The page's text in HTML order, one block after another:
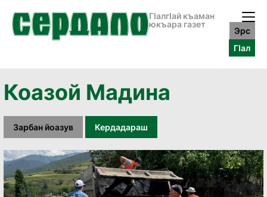
ГӀалгӀай къаман
юкъара газет
Эрс
ГӀал
Коазой Мадина
Зарбан йоазув Кердадараш